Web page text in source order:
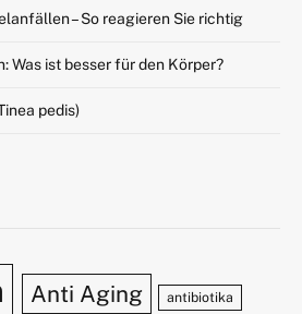
– So reagieren Sie richtig
Was ist besser für den Körper?
pedis)
Anti Aging antibiotika